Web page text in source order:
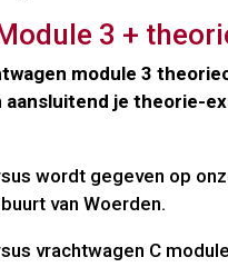
3 +
module 3
je theorie-
wordt gegeven op
van Woerden.
vrachtwagen C